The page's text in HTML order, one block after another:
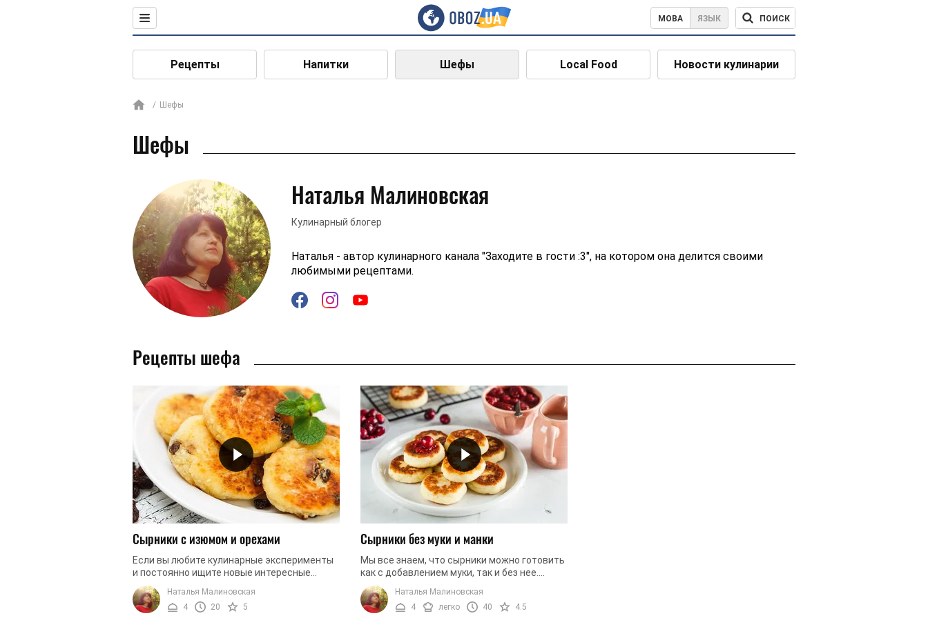
МОВА ЯЗЫК ПОИСК
Рецепты Напитки Шефы Local Food Новости кулинарии
Шефы
Шефы
Наталья Малиновская
Кулинарный блогер
Наталья - автор кулинарного канала "Заходите в гости :3", на котором она делится своими
любимыми рецептами.
Рецепты шефа
Сырники с изюмом и орехами
Если вы любите кулинарные эксперименты
и постоянно ищите новые интересные
рецепты, вы наверняка по достоинству
оцените и этот рецепт. Мы предлагаем ...
Наталья Малиновская
4
20 5
Сырники без муки и манки
Мы все знаем, что сырники можно готовить
как с добавлением муки, так и без нее.
Основной ингредиент, которым многие
хозяйки заменяют муку – это ...
Наталья Малиновская
4
легко 40 4.5